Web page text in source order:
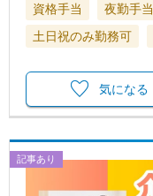
資格手当
夜勤手当
土日祝のみ勤務可
気になる
記事あり